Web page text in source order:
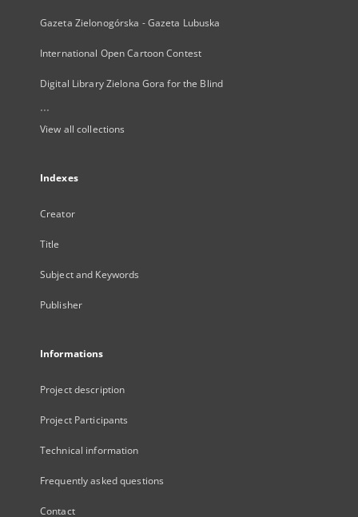
Gazeta Zielonogórska - Gazeta Lubuska
International Open Cartoon Contest
Digital Library Zielona Gora for the Blind
...
View all collections
Indexes
Creator
Title
Subject and Keywords
Publisher
Informations
Project description
Project Participants
Technical information
Frequently asked questions
Contact